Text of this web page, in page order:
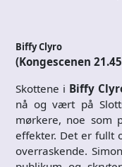
Biffy Clyro
(Kongescenen
Skottene i Biffy
nå og vært på
mørkere, noe som
effekter. Det er fullt
overraskende.